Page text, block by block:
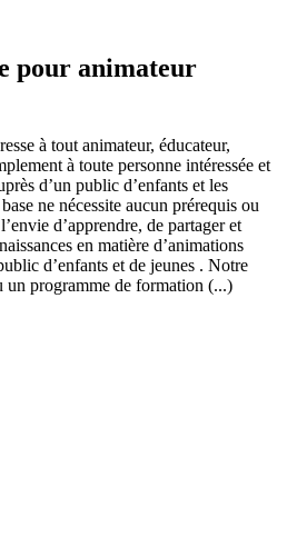
pour animateur
à tout animateur, éducateur,
à toute personne intéressée et
d’un public d’enfants et les
ne nécessite aucun prérequis ou
d’apprendre, de partager et
en matière d’animations
d’enfants et de jeunes . Notre
un programme de formation (...)